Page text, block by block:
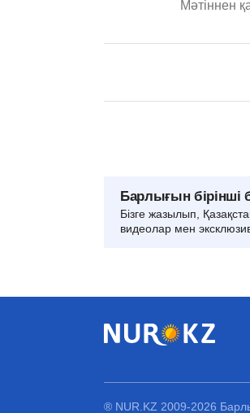
Мәтіннен
Барлығын
Бізге жазылып,
видеолар мен
® NUR.KZ 2009-2026